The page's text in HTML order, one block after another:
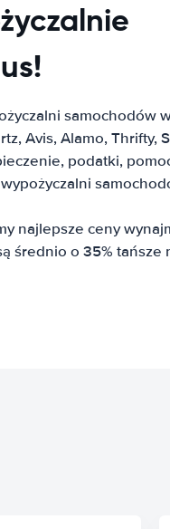
samochodów
Avis, Alamo, Thrifty,
podatki,
najlepsze ceny
średnio o 35% tańsze